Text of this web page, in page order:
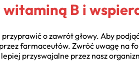
B i
o zawrót głowy. Aby
farmaceutów. Zwróć uwagę na
przyswajalne przez nasz